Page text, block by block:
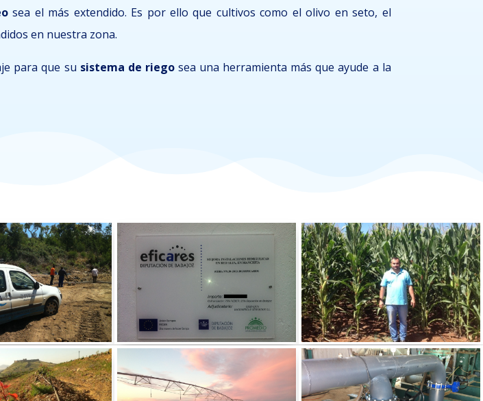
sea el más extendido. Es por ello que cultivos como el olivo en seto, el
en nuestra zona.
para que su sistema de riegosea una herramienta más que ayude a la